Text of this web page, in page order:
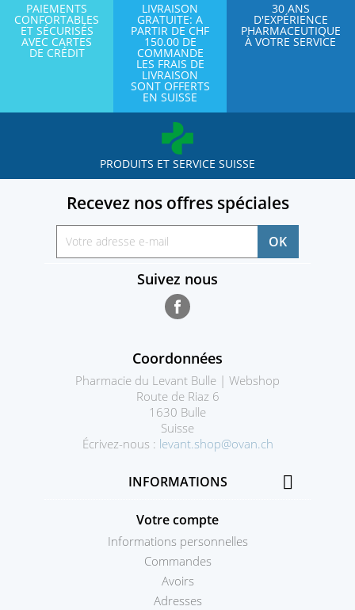
PAIEMENTS
CONFORTABLES
ET SÉCURISÉS
AVEC CARTES
DE CRÉDIT
LIVRAISON
GRATUITE: A
PARTIR DE CHF
150.00 DE
COMMANDE
LES FRAIS DE
LIVRAISON
SONT OFFERTS
EN SUISSE
30 ANS
D'EXPÉRIENCE
PHARMACEUTIQUE
À VOTRE SERVICE
PRODUITS ET SERVICE SUISSE
Recevez nos offres spéciales
Suivez nous
Coordonnées
Pharmacie du Levant Bulle | Webshop
Route de Riaz 6
1630 Bulle
Suisse
Écrivez-nous : levant.shop@ovan.ch
INFORMATIONS 
Votre compte
Informations personnelles
Commandes
Avoirs
Adresses